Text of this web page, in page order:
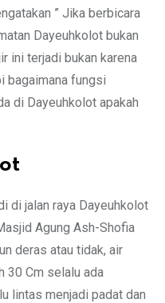
” Jika berbicara
Dayeuhkolot bukan
ini terjadi bukan karena
bagaimana fungsi
di Dayeuhkolot apakah
di jalan raya Dayeuhkolot
Agung Ash-Shofia
deras atau tidak, air
30 Cm selalu ada
lintas menjadi padat dan